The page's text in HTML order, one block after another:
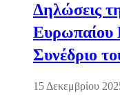
Δηλώσεις
Ευρωπαίου
Συνέδριο
15 Δεκεμβρίου